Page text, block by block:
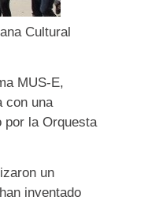
Cultural
MUS-E,
con una
por la Orquesta
un
inventado